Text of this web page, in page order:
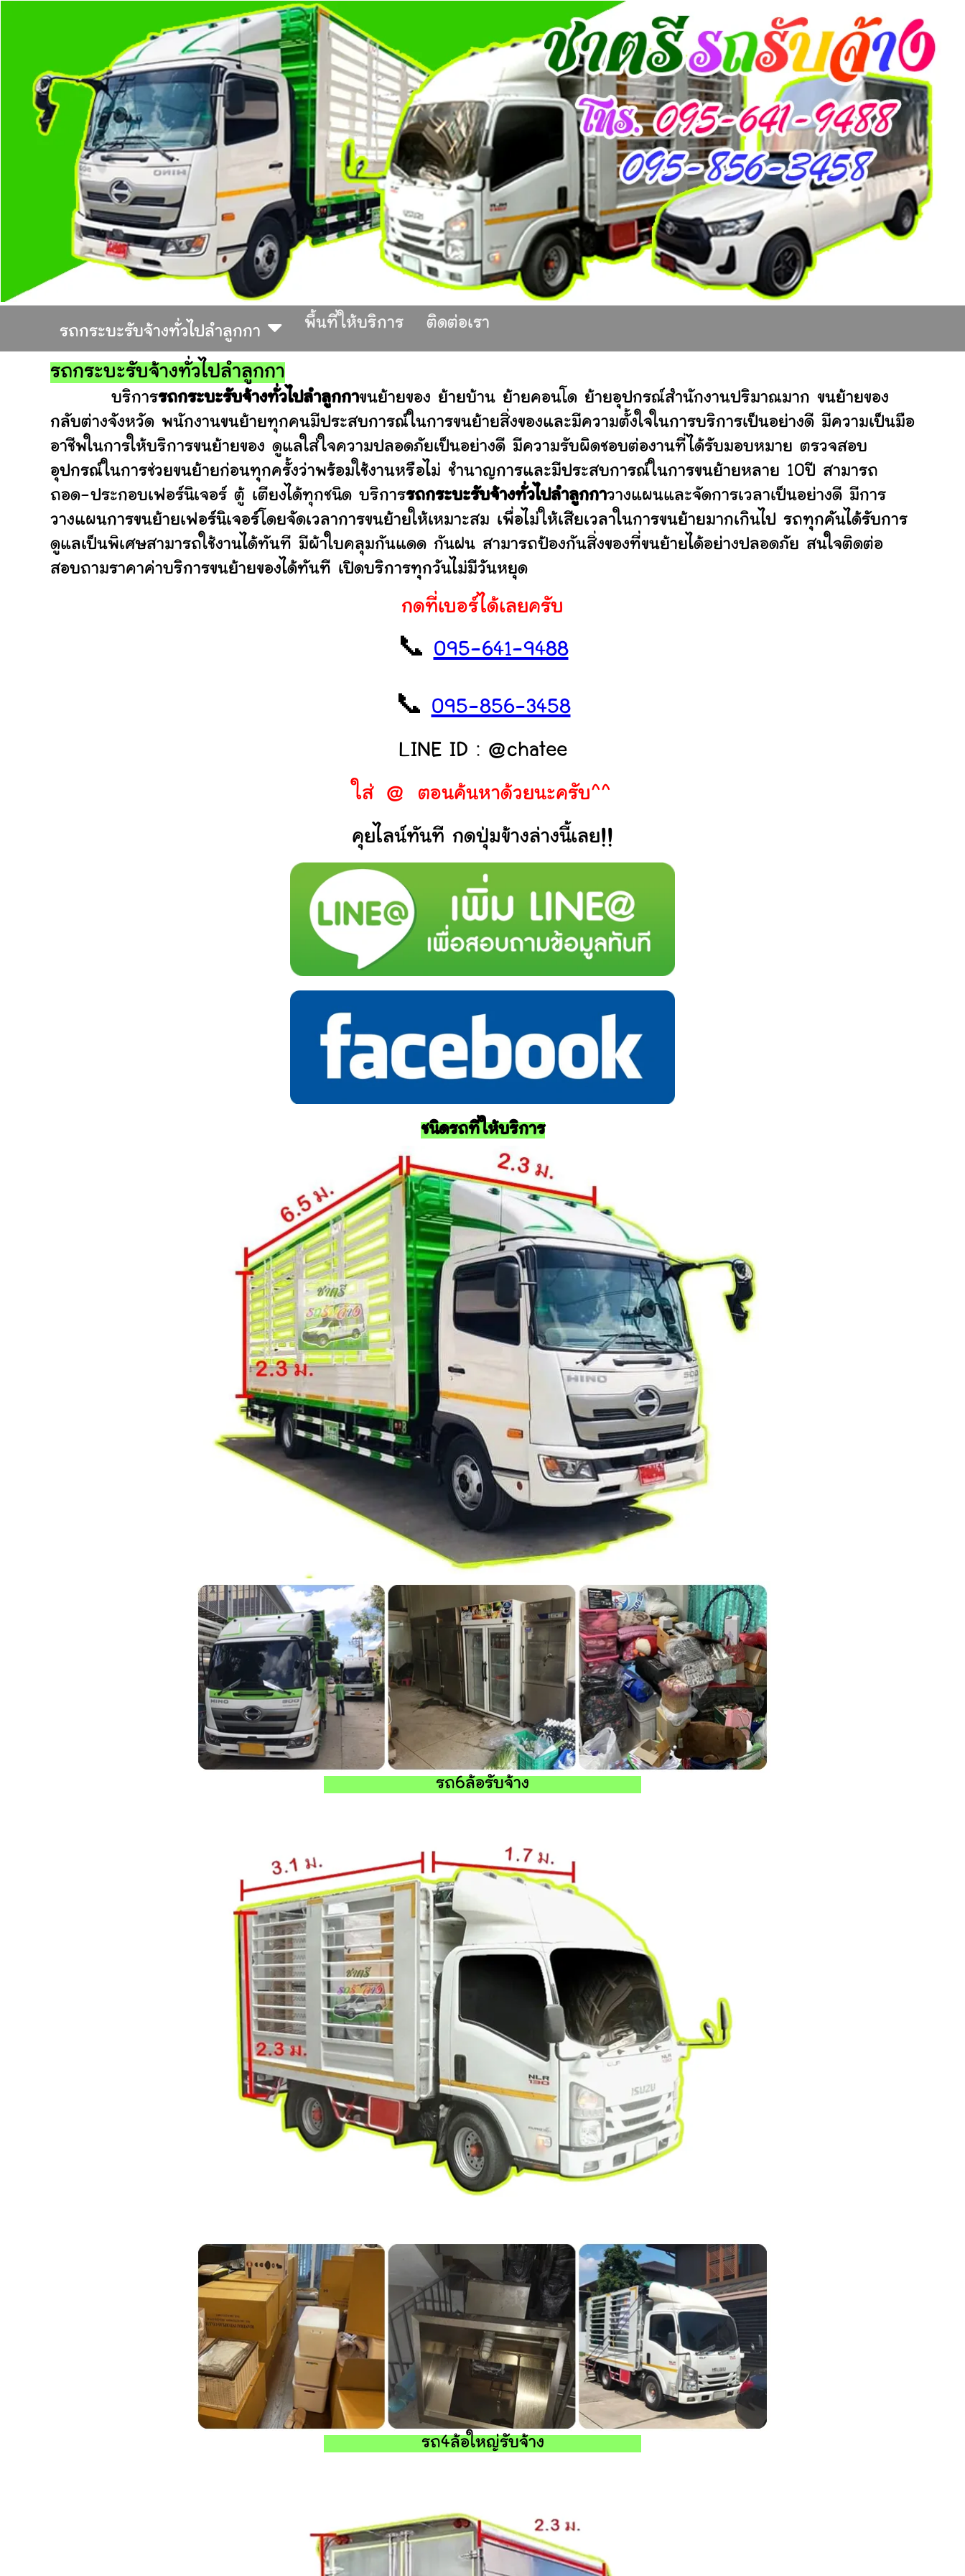
รถกระบะรับจ้างทั่วไปลำลูกกา
พื้นที่ให้บริการ ติดต่อเรา
รถกระบะรับจ้างทั่วไปลำลูกกา
บริการรถกระบะรับจ้างทั่วไปลำลูกกาขนย้ายของ ย้ายบ้าน ย้ายคอนโด ย้ายอุปกรณ์สำนักงานปริมาณมาก ขนย้ายของ
กลับต่างจังหวัด พนักงานขนย้ายทุกคนมีประสบการณ์ในการขนย้ายสิ่งของและมีความตั้งใจในการบริการเป็นอย่างดี มีความเป็นมือ
อาชีพในการให้บริการขนย้ายของ ดูแลใส่ใจความปลอดภัยเป็นอย่างดี มีความรับผิดชอบต่องานที่ได้รับมอบหมาย ตรวจสอบ
อุปกรณ์ในการช่วยขนย้ายก่อนทุกครั้งว่าพร้อมใช้งานหรือไม่ ชำนาญการและมีประสบการณ์ในการขนย้ายหลาย 10ปี สามารถ
ถอด-ประกอบเฟอร์นิเจอร์ ตู้ เตียงได้ทุกชนิด บริการรถกระบะรับจ้างทั่วไปลำลูกกาวางแผนและจัดการเวลาเป็นอย่างดี มีการ
วางแผนการขนย้ายเฟอร์นิเจอร์โดยจัดเวลาการขนย้ายให้เหมาะสม เพื่อไม่ให้เสียเวลาในการขนย้ายมากเกินไป รถทุกคันได้รับการ
ดูแลเป็นพิเศษสามารถใช้งานได้ทันที มีผ้าใบคลุมกันแดด กันฝน สามารถป้องกันสิ่งของที่ขนย้ายได้อย่างปลอดภัย สนใจติดต่อ
สอบถามราคาค่าบริการขนย้ายของได้ทันที เปิดบริการทุกวันไม่มีวันหยุด
กดที่เบอร์ได้เลยครับ
📞 095-641-9488
📞 095-856-3458
LINE ID : @chatee
ใส่ @ ตอนค้นหาด้วยนะครับ^^
คุยไลน์ทันที กดปุ่มข้างล่างนี้เลย!!
ชนิดรถที่ให้บริการ
รถ6ล้อรับจ้าง
รถ4ล้อใหญ่รับจ้าง